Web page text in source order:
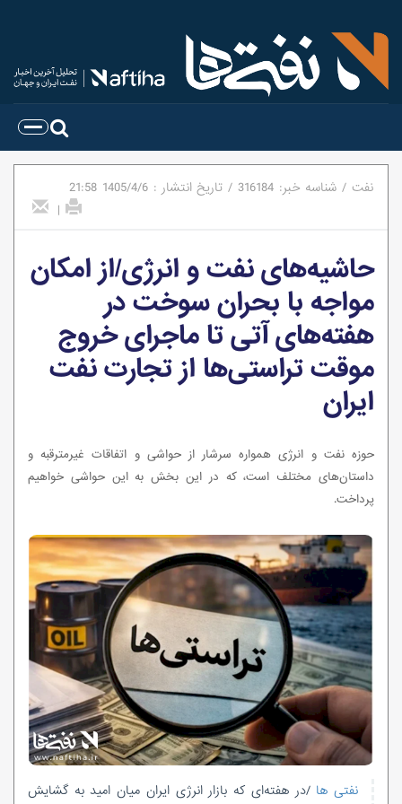
نفت / شناسه خبر: 316184
/ تاریخ انتشار : 1405/4/6
21:58
|
حاشیه‌های نفت و انرژی/از امکان
مواجه با بحران سوخت در
هفته‌های آتی تا ماجرای خروج
موقت تراستی‌ها از تجارت نفت
ایران
حوزه نفت و انرژی همواره سرشار از حواشی و اتفاقات غیرمترقبه و
داستان‌های مختلف است، که در این بخش به این حواشی خواهیم
پرداخت.
نفتی ها/در هفته‌ای که بازار انرژی ایران میان امید به گشایش